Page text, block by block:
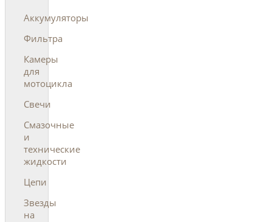
Аккумуляторы
Фильтра
Камеры
для
мотоцикла
Свечи
Смазочные
и
технические
жидкости
Цепи
Звезды
на